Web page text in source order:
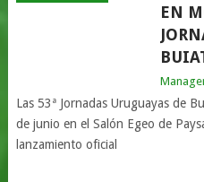
EN
Las 53ª Jornadas Uruguayas de
de junio en el Salón Egeo de
lanzamiento oficial